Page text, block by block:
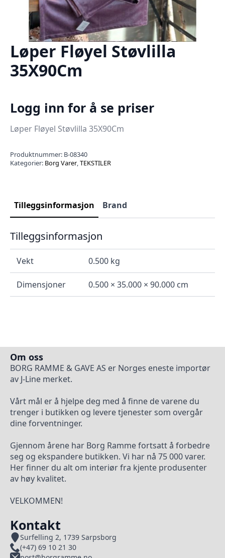
Løper Fløyel Støvlilla
35X90Cm
Logg inn for å se priser
Løper Fløyel Støvlilla 35X90Cm
Produktnummer: B-08340
Kategorier: Borg Varer,TEKSTILER
Tilleggsinformasjon Brand
Tilleggsinformasjon
Vekt 0.500 kg
Dimensjoner 0.500 × 35.000 × 90.000 cm
Om oss
BORG RAMME & GAVE AS er Norges eneste importør
av J-Line merket.
Vårt mål er å hjelpe deg med å finne de varene du
trenger i butikken og levere tjenester som overgår
dine forventninger.
Gjennom årene har Borg Ramme fortsatt å forbedre
seg og ekspandere butikken. Vi har nå 75 000 varer.
Her finner du alt om interiør fra kjente produsenter
av høy kvalitet.
VELKOMMEN!
Kontakt
Surfelling 2, 1739 Sarpsborg
(+47) 69 10 21 30